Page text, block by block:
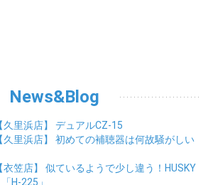
News&Blog
久里浜店】 デュアルCZ-15
久里浜店】 初めての補聴器は何故騒がしい
衣笠店】 似ているようで少し違う！HUSKY
H-225」